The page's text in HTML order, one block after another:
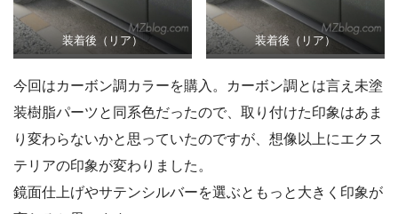
装着後（リア） 装着後（リア）
今回はカーボン調カラーを購入。カーボン調とは言え未塗
装樹脂パーツと同系色だったので、取り付けた印象はあま
り変わらないかと思っていたのですが、想像以上にエクス
テリアの印象が変わりました。
鏡面仕上げやサテンシルバーを選ぶともっと大きく印象が